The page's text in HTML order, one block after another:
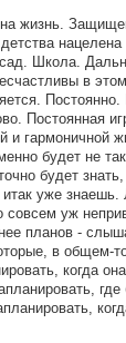
жизнь.
Школа.
в этом
Постоянная
гармоничной
будет не
будет
итак уже
совсем уж
планов -
в общем-
когда